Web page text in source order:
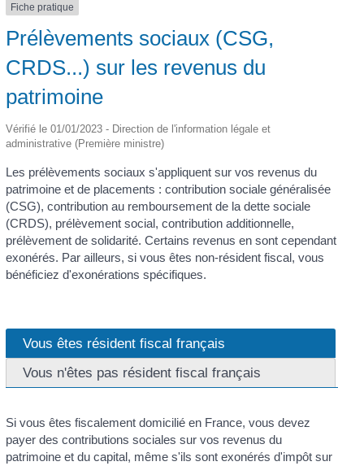
Fiche pratique
Prélèvements sociaux (CSG,
CRDS...) sur les revenus du
patrimoine
Vérifié le 01/01/2023 - Direction de l'information légale et
administrative (Première ministre)
Les prélèvements sociaux s'appliquent sur vos revenus du
patrimoine et de placements : contribution sociale généralisée
(CSG), contribution au remboursement de la dette sociale
(CRDS), prélèvement social, contribution additionnelle,
prélèvement de solidarité. Certains revenus en sont cependant
exonérés. Par ailleurs, si vous êtes non-résident fiscal, vous
bénéficiez d'exonérations spécifiques.
Vous êtes résident fiscal français
Vous n'êtes pas résident fiscal français
Si vous êtes fiscalement domicilié en France, vous devez
payer des contributions sociales sur vos revenus du
patrimoine et du capital, même s'ils sont exonérés d'impôt sur